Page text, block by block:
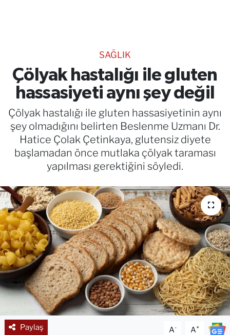
SAĞLIK
Çölyak hastalığı ile gluten
hassasiyeti aynı şey değil
Çölyak hastalığı ile gluten hassasiyetinin aynı
şey olmadığını belirten Beslenme Uzmanı Dr.
Hatice Çolak Çetinkaya, glutensiz diyete
başlamadan önce mutlaka çölyak taraması
yapılması gerektiğini söyledi.
Paylaş A- A+
RESMİ İLANLAR
Gencsesfm Canlı Dinle